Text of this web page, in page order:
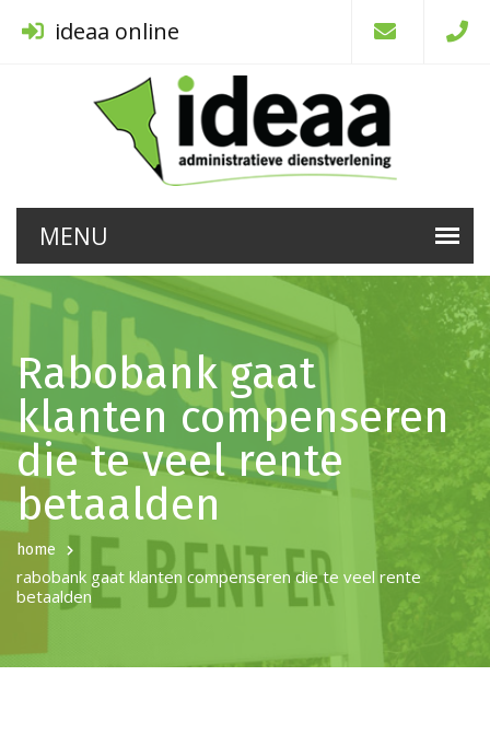
ideaa online
Rabobank gaat
klanten compenseren
die te veel rente
betaalden
home
rabobank gaat klanten compenseren die te veel rente
betaalden